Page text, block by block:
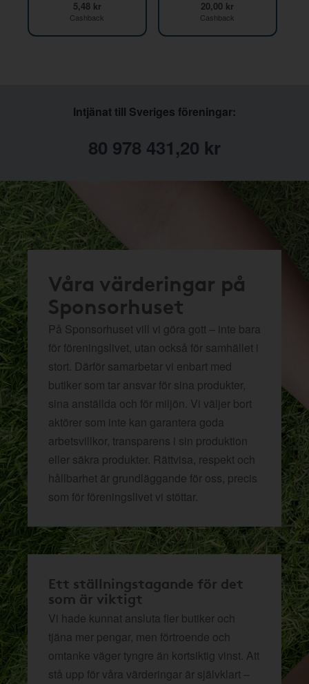
5,48 kr
Cashback
20,00 kr
Cashback
Intjänat till Sveriges föreningar:
80 978 431,20 kr
Våra värderingar på
Sponsorhuset
På Sponsorhuset vill vi göra gott – inte bara
för föreningslivet, utan också för samhället i
stort. Därför samarbetar vi enbart med
butiker som tar ansvar för sina produkter,
sina anställda och för miljön. Vi väljer bort
aktörer som inte kan garantera goda
arbetsvillkor, transparens i sin produktion
eller säkra produkter. Rättvisa, respekt och
hållbarhet är grundläggande för oss, precis
som för föreningslivet vi stöttar.
Ett ställningstagande för det
som är viktigt
Vi hade kunnat ansluta fler butiker och
tjäna mer pengar, men förtroende och
omtanke väger tyngre än kortsiktig vinst. Att
stå upp för våra värderingar är självklart –